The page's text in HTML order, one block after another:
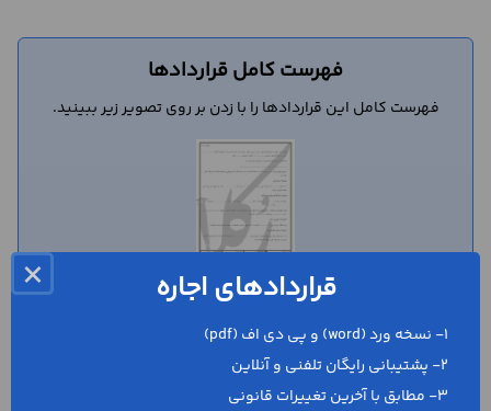
فهرست کامل قراردادها
فهرست کامل این قراردادها را با زدن بر روی تصویر زیر ببینید.
دریافت قراردادها
× قراردادهای اجاره
1- نسخه ورد (word) و پی دی اف (pdf)
2- پشتیبانی رایگان تلفنی و آنلاین
3- مطابق با آخرین تغییرات قانونی